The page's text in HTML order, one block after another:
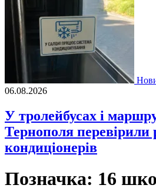
06.08.2026
У тролейбусах і
Тернополя перевірили
кондиціонерів
Позначка: 16